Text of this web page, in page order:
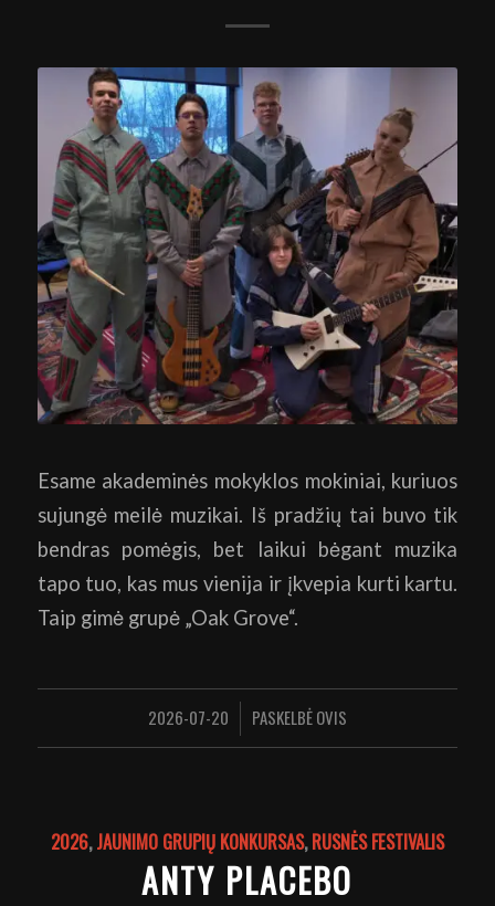
Esame akademinės mokyklos mokiniai, kuriuos
sujungė meilė muzikai. Iš pradžių tai buvo tik
bendras pomėgis, bet laikui bėgant muzika
tapo tuo, kas mus vienija ir įkvepia kurti kartu.
Taip gimė grupė „Oak Grove“.
2026-07-20
/ PASKELBĖOVIS
2026,JAUNIMO GRUPIŲ KONKURSAS,RUSNĖS FESTIVALIS
ANTY PLACEBO